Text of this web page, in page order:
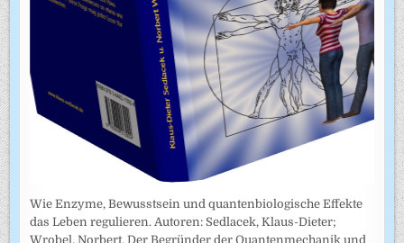
Wie Enzyme, Bewusstsein und quantenbiologische Effekte
das Leben regulieren. Autoren: Sedlacek, Klaus-Dieter;
Wrobel, Norbert. Der Begründer der Quantenmechanik und